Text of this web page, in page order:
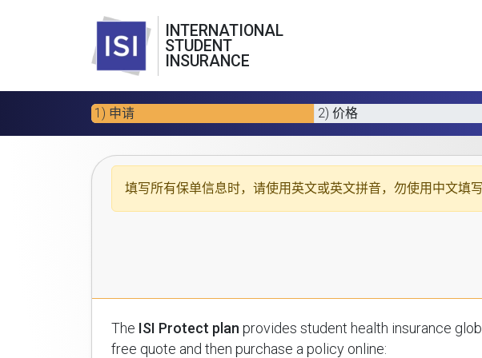
INTERNATIONAL
STUDENT
INSURANCE
1) 申请 2) 价格
填写所有保单信息时，请使用 英文或英文拼音，勿使用中文填
The ISI Protect plan provides student health insurance globally, except in your
free quote and then purchase a policy online: